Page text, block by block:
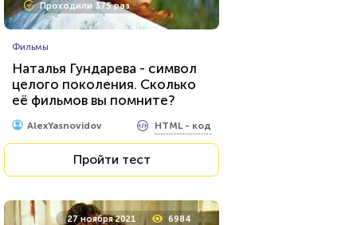
Проходили 375 раз
Фильмы
Наталья Гундарева - символ
целого поколения. Сколько
её фильмов вы помните?
AlexYasnovidov HTML - код
Пройти тест
27 ноября 2021 6984